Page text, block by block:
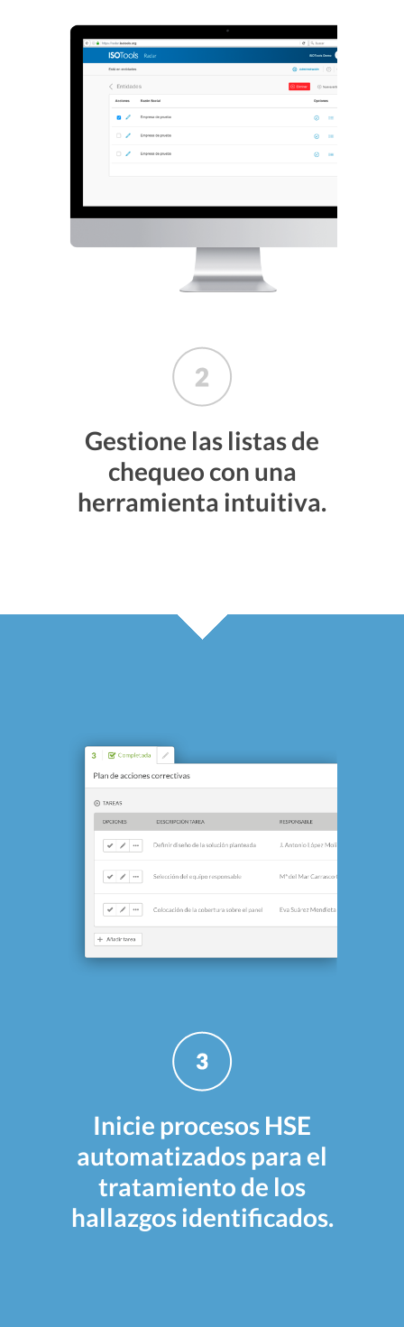
Gestione las listas de
chequeo con una
herramienta intuitiva.
Inicie procesos HSE
automatizados para el
tratamiento de los
hallazgos identificados.